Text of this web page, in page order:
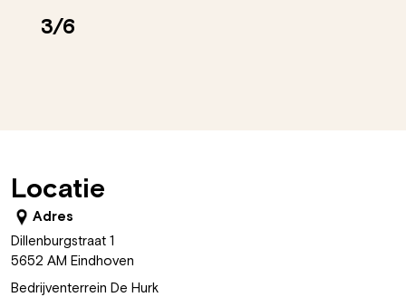
4/6
Locatie
Adres
Dillenburgstraat 1
5652 AM Eindhoven
Bedrijventerrein De Hurk